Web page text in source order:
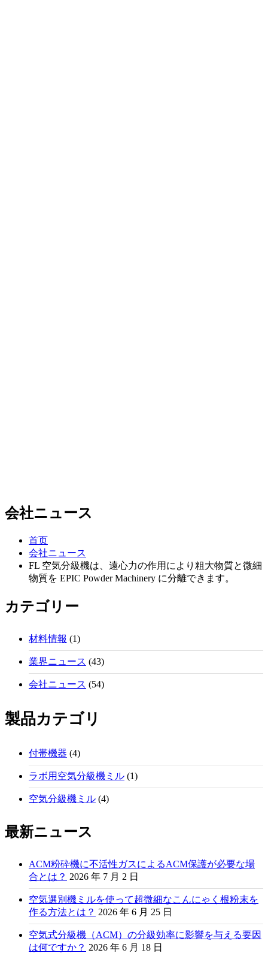
会社ニュース
首页
会社ニュース
FL 空気分級機は、遠心力の作用により粗大物質と微細
物質を EPIC Powder Machinery に分離できます。
カテゴリー
材料情報 (1)
業界ニュース (43)
会社ニュース (54)
製品カテゴリ
付帯機器 (4)
ラボ用空気分級機ミル (1)
空気分級機ミル (4)
最新ニュース
ACM粉砕機に不活性ガスによるACM保護が必要な場
合とは？ 2026 年 7 月 2 日
空気選別機ミルを使って超微細なこんにゃく根粉末を
作る方法とは？ 2026 年 6 月 25 日
空気式分級機（ACM）の分級効率に影響を与える要因
は何ですか？ 2026 年 6 月 18 日